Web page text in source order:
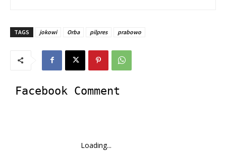
TAGS jokowi Orba pilpres prabowo
Facebook Comment
Loading...